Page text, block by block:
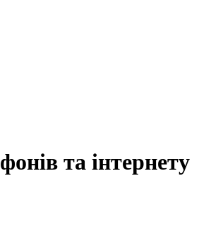
та інтернету